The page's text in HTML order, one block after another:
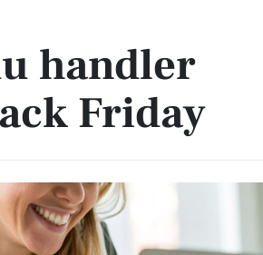
handler
Friday